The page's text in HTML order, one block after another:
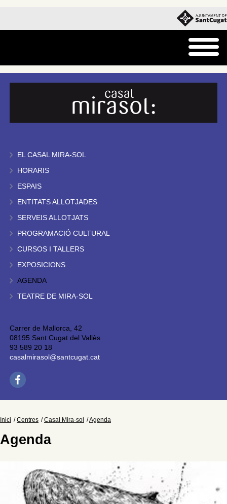
EL CASAL MIRA-SOL
HORARIS
ESPAIS
ENTITATS ALLOTJADES
SERVEIS ALLOTJATS
PROGRAMACIÓ CULTURAL
CURSOS I TALLERS
EXPOSICIONS
AGENDA
TEATRE DE MIRA-SOL
Carrer de Mallorca, 42
08195 Sant Cugat del Vallès
93 589 20 18
casalmirasol@santcugat.cat
Inici Centres Casal Mira-sol Agenda
Agenda